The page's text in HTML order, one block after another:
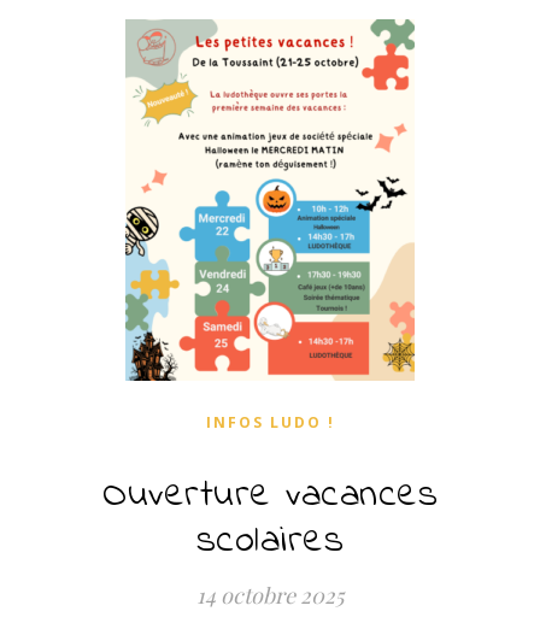
INFOS LUDO !
Ouverture vacances
scolaires
14 octobre 2025